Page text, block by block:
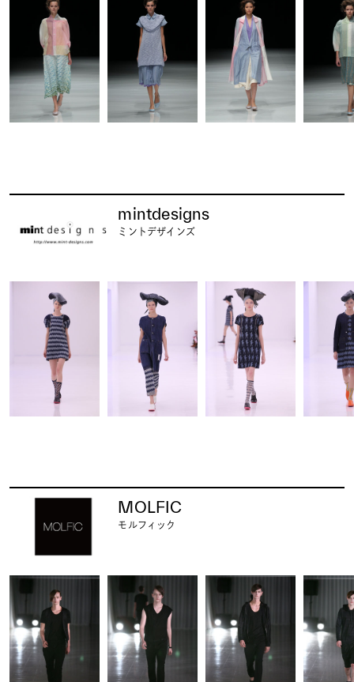
mintdesigns
ミントデザインズ
MOLFIC
モルフィック